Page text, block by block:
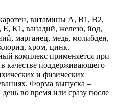
витамины А, В1, В2,
К1, ванадий, железо, йод,
марганец, медь, молибден,
хром, цинк.
комплекс применяется при
качестве поддерживающего
и физических
Форма выпуска –
во время или сразу после